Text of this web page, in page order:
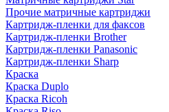
Прочие матричные картриджи
Картридж-пленки для факсов
Картридж-пленки Brother
Картридж-пленки Panasonic
Картридж-пленки Sharp
Краска
Краска Duplo
Краска Ricoh